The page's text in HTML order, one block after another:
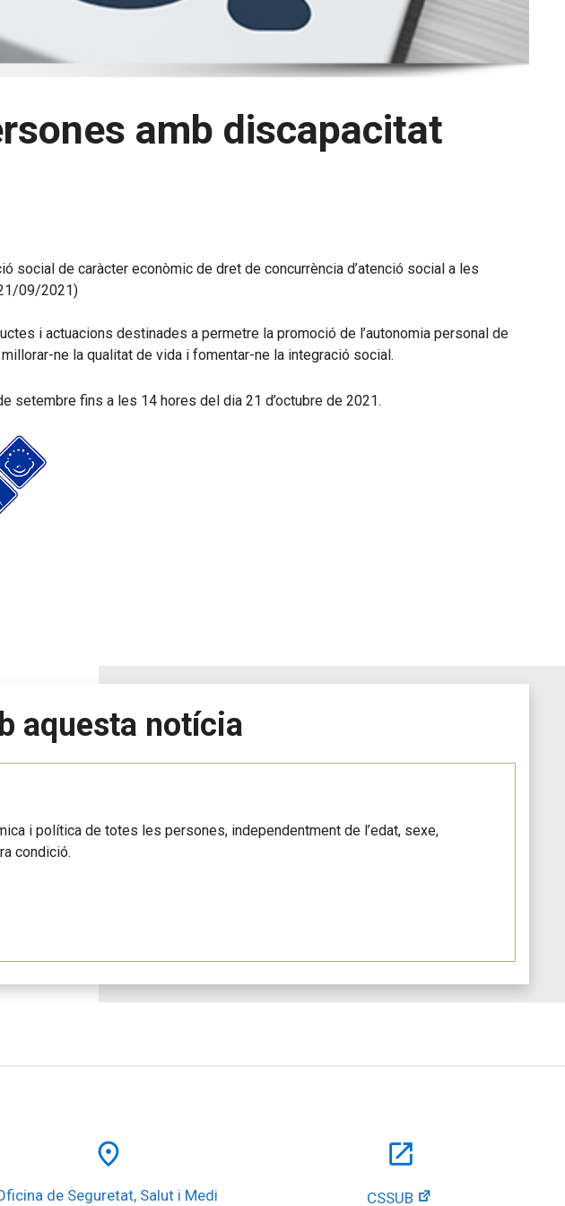
amb discapacitat
social de caràcter econòmic de dret de concurrència d’atenció social a les
09/2021)
i actuacions destinades a permetre la promoció de l’autonomia personal de
ne la qualitat de vida i fomentar-ne la integració social.
setembre fins a les 14 hores del dia 21 d’octubre de 2021.
aquesta notícia
i política de totes les persones, independentment de l’edat, sexe,
condició.
place
de Seguretat, Salut i Medi
open_in_new
CSSUB